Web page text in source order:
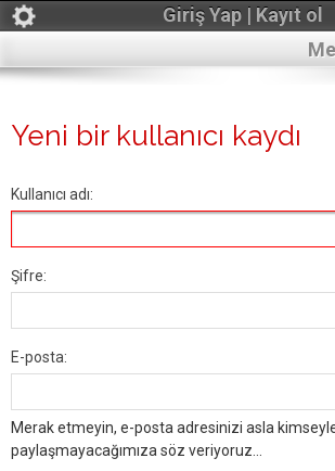
Giriş Yap | Kayıt ol
Yeni bir kullanıcı kaydı
Kullanıcı adı:
Şifre:
E-posta:
Merak etmeyin, e-posta adresinizi asla
paylaşmayacağımıza söz veriyoruz...